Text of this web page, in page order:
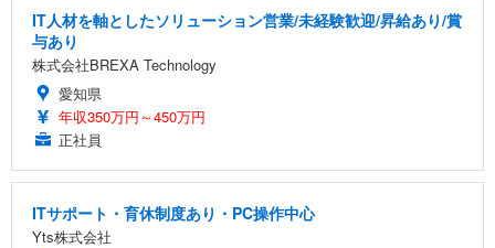
IT人材を軸としたソリューション営業/未経験歓迎/昇給あり/賞
与あり
株式会社BREXA Technology
愛知県
年収350万円～450万円
正社員
ITサポート・育休制度あり・PC操作中心
Yts株式会社